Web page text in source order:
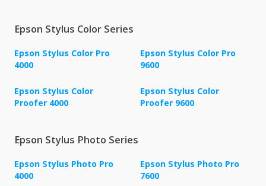
Epson Stylus Color Series
Epson Stylus Color Pro
4000
Epson Stylus Color Pro
9600
Epson Stylus Color
Proofer 4000
Epson Stylus Color
Proofer 9600
Epson Stylus Photo Series
Epson Stylus Photo Pro
4000
Epson Stylus Photo Pro
7600